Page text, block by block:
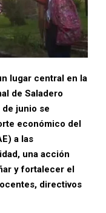
lugar central en la
de Saladero
de junio se
económico del
a las
una acción
y fortalecer el
directivos